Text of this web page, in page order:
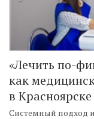
«Лечить по-
как
в
Системный подход